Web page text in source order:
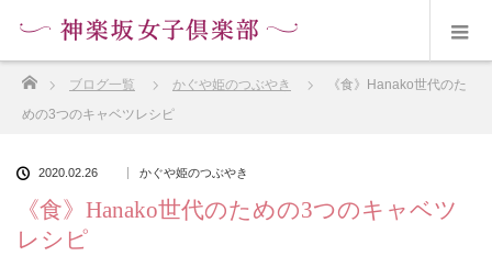
ブログ一覧 かぐや姫のつぶやき
《食》Hanako世代のた
めの3つのキャベツレシピ
2020.02.26 かぐや姫のつぶやき
《食》Hanako世代のための3つのキャベツ
レシピ